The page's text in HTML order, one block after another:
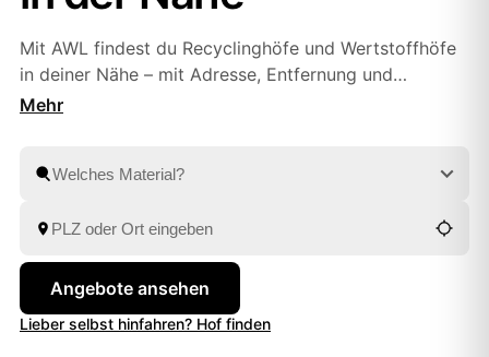
Mit AWL findest du Recyclinghöfe und Wertstoffhöfe
in deiner Nähe – mit Adresse, Entfernung und
Öffnungszeiten. Oder du lässt Sperrmüll, Bauschutt
du alles fachgerecht, ganz wie es dir passt.
Angebote ansehen
Lieber selbst hinfahren? Hof finden